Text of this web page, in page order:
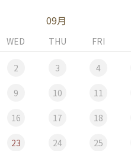
09月
WED THU FRI
2 3 4
9 10 11
16 17 18
23 24 25